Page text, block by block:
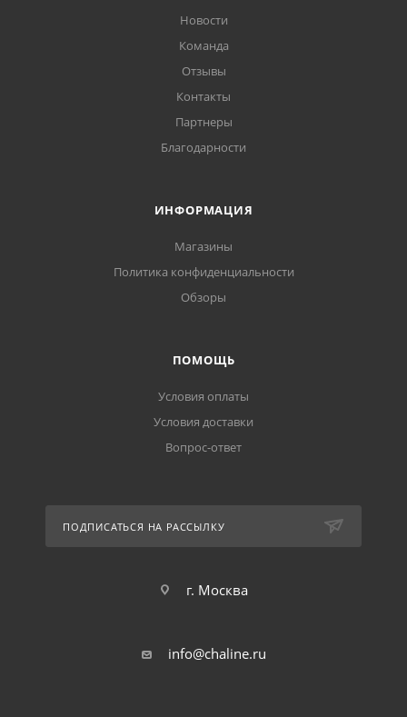
Новости
Команда
Отзывы
Контакты
Партнеры
Благодарности
ИНФОРМАЦИЯ
Магазины
Политика конфиденциальности
Обзоры
ПОМОЩЬ
Условия оплаты
Условия доставки
Вопрос-ответ
ПОДПИСАТЬСЯ НА РАССЫЛКУ
г. Москва
info@chaline.ru